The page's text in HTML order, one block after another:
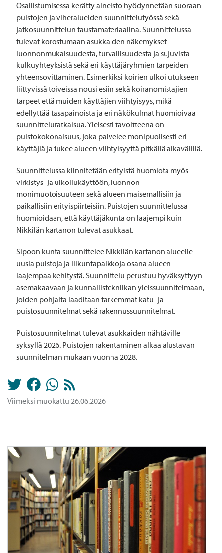
Osallistumisessa kerätty aineisto hyödynnetään suoraan
puistojen ja viheralueiden suunnittelutyössä sekä
jatkosuunnittelun taustamateriaalina. Suunnittelussa
tulevat korostumaan asukkaiden näkemykset
luonnonmukaisuudesta, turvallisuudesta ja sujuvista
kulkuyhteyksistä sekä eri käyttäjäryhmien tarpeiden
yhteensovittaminen. Esimerkiksi koirien ulkoilutukseen
liittyvissä toiveissa nousi esiin sekä koiranomistajien
tarpeet että muiden käyttäjien viihtyisyys, mikä
edellyttää tasapainoista ja eri näkökulmat huomioivaa
suunnitteluratkaisua. Yleisesti tavoitteena on
puistokokonaisuus, joka palvelee monipuolisesti eri
käyttäjiä ja tukee alueen viihtyisyyttä pitkällä aikavälillä.
Suunnittelussa kiinnitetään erityistä huomiota myös
virkistys- ja ulkoilukäyttöön, luonnon
monimuotoisuuteen sekä alueen maisemallisiin ja
paikallisiin erityispiirteisiin. Puistojen suunnittelussa
huomioidaan, että käyttäjäkunta on laajempi kuin
Nikkilän kartanon tulevat asukkaat.
Sipoon kunta suunnittelee Nikkilän kartanon alueelle
uusia puistoja ja liikuntapaikkoja osana alueen
laajempaa kehitystä. Suunnittelu perustuu hyväksyttyyn
asemakaavaan ja kunnallistekniikan yleissuunnitelmaan,
joiden pohjalta laaditaan tarkemmat katu- ja
puistosuunnitelmat sekä rakennussuunnitelmat.
Puistosuunnitelmat tulevat asukkaiden nähtäville
syksyllä 2026. Puistojen rakentaminen alkaa alustavan
suunnitelman mukaan vuonna 2028.
Viimeksi muokattu 26.06.2026